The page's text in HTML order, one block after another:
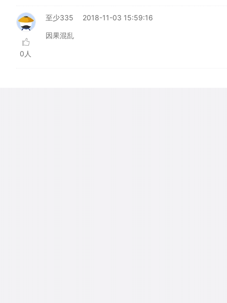
0人
至少335 2018-11-03 15:59:16
因果混乱